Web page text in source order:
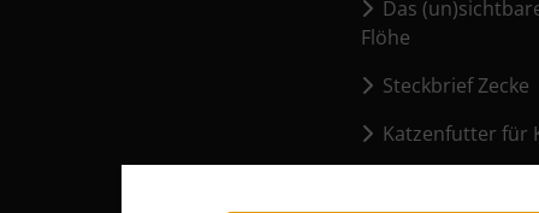
Das
Flöhe
Steckbrief Zecke
Katzenfutter für